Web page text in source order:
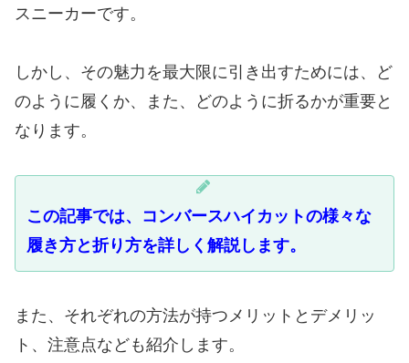
スニーカーです。
しかし、その魅力を最大限に引き出すためには、ど
のように履くか、また、どのように折るかが重要と
なります。
この記事では、コンバースハイカットの様々な
履き方と折り方を詳しく解説します。
また、それぞれの方法が持つメリットとデメリッ
ト、注意点なども紹介します。